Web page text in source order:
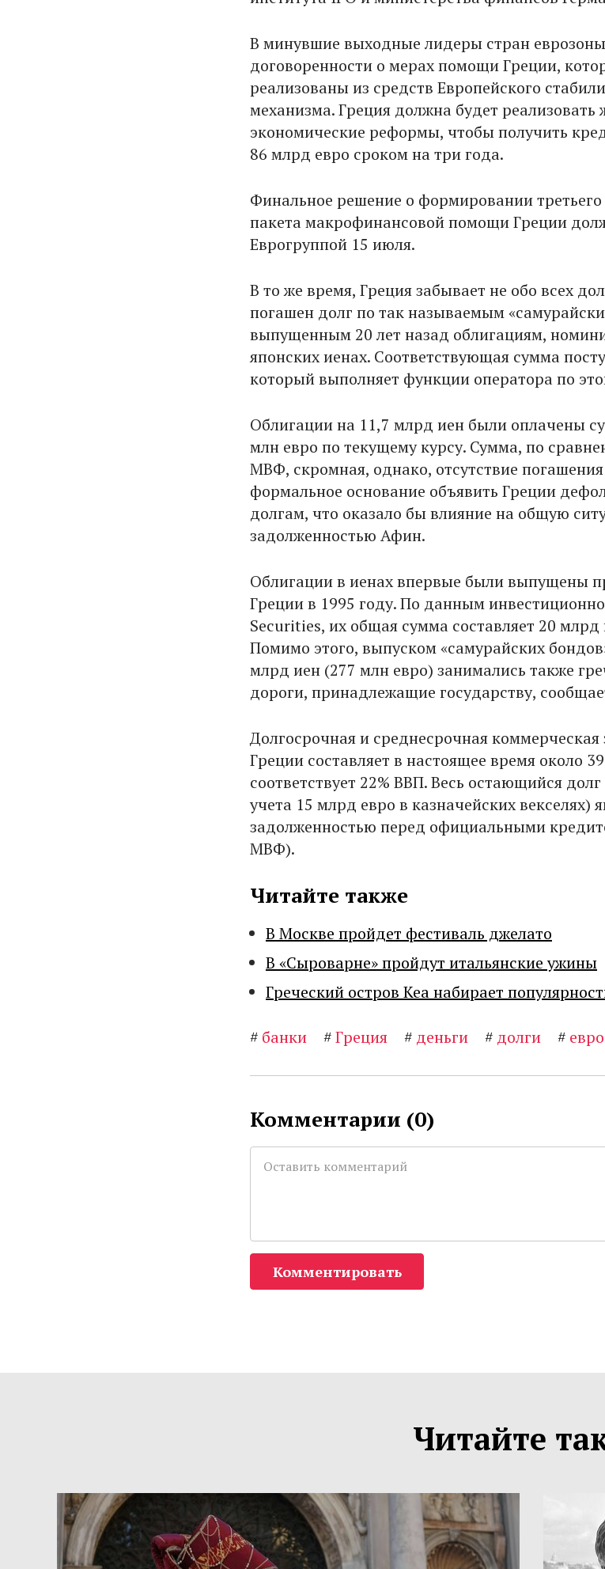
В минувшие выходные лидеры стран
договоренности о мерах помощи Греции,
реализованы из средств Европейского
механизма. Греция должна будет реализовать
экономические реформы, чтобы получить
86 млрд евро сроком на три года.
Финальное решение о формировании
пакета макрофинансовой помощи Греции
Еврогруппой 15 июля.
В то же время, Греция забывает не обо всех
погашен долг по так называемым
выпущенным 20 лет назад облигациям,
японских иенах. Соответствующая сумма
который выполняет функции оператора по
Облигации на 11,7 млрд иен были оплачены
млн евро по текущему курсу. Сумма, по
МВФ, скромная, однако, отсутствие
формальное основание объявить Греции
долгам, что оказало бы влияние на общую
задолженностью Афин.
Облигации в иенах впервые были выпущены
Греции в 1995 году. По данным
Securities, их общая сумма составляет 20
Помимо этого, выпуском «самурайских
млрд иен (277 млн евро) занимались также
дороги, принадлежащие государству,
Долгосрочная и среднесрочная коммерческая
Греции составляет в настоящее время около
соответствует 22% ВВП. Весь остающийся
учета 15 млрд евро в казначейских векселях)
задолженностью перед официальными
МВФ).
Читайте также
В Москве пройдет фестиваль джелато
В «Сыроварне» пройдут итальянские ужины
Греческий остров Кеа набирает
# банки #Греция # деньги # долги # евро
Комментарии (0)
Комментировать
Читайте